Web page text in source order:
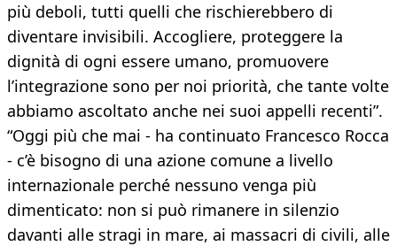
più deboli, tutti quelli che rischierebbero di
diventare invisibili. Accogliere, proteggere la
dignità di ogni essere umano, promuovere
l’integrazione sono per noi priorità, che tante volte
abbiamo ascoltato anche nei suoi appelli recenti”.
“Oggi più che mai - ha continuato Francesco Rocca
- c’è bisogno di una azione comune a livello
internazionale perché nessuno venga più
dimenticato: non si può rimanere in silenzio
davanti alle stragi in mare, ai massacri di civili, alle